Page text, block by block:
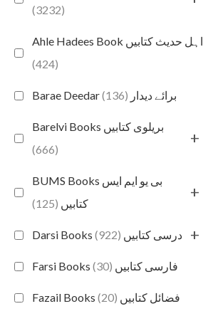
(3232)
Ahle Hadees Book اہل حدیث کتابیں
(424)
Barae Deedar برائے دیدار (136)
Barelvi Books بریلوی کتابیں
(666)
+
BUMS Books بی یو ایم ایس
کتابیں (125)
+
Darsi Books درسی کتابیں (922) +
Farsi Books فارسی کتابیں (30)
Fazail Books فضائل کتابیں (20)